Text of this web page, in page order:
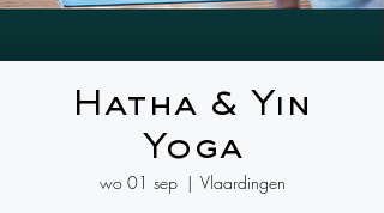
Hatha & Yin
Yoga
wo 01 sep
  |
Vlaardingen